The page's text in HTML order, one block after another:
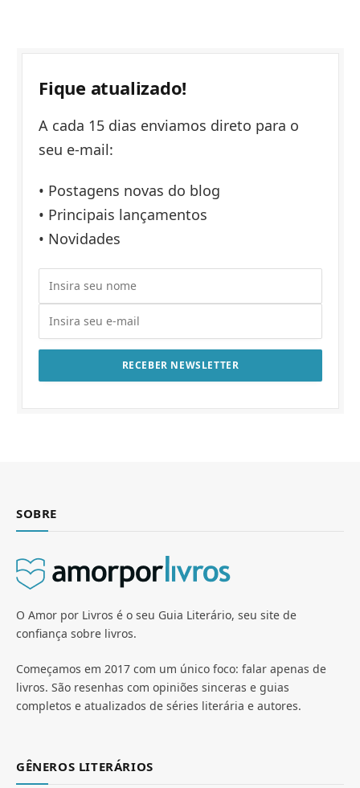
Fique atualizado!
A cada 15 dias enviamos direto para o
seu e-mail:
• Postagens novas do blog
• Principais lançamentos
• Novidades
SOBRE
O Amor por Livros é o seu Guia Literário, seu site de
confiança sobre livros.
Começamos em 2017 com um único foco: falar apenas de
livros. São resenhas com opiniões sinceras e guias
completos e atualizados de séries literária e autores.
GÊNEROS LITERÁRIOS